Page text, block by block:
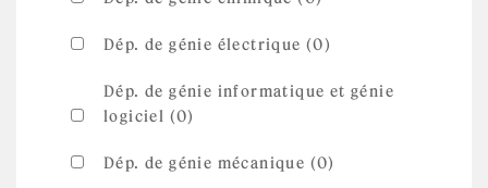
Dép. de génie électrique (0)
Dép. de génie informatique et génie
logiciel (0)
Dép. de génie mécanique (0)